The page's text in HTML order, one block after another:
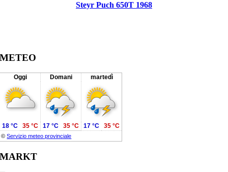
Steyr Puch 650T 1968
METEO
Oggi Domani martedì
©Servizio meteo provinciale
18 °C 35 °C 17 °C 35 °C 17 °C 35 °C
MARKT